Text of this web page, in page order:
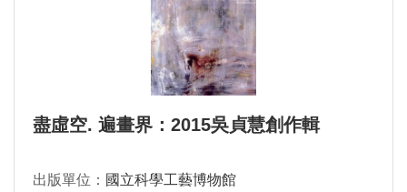
盡虛空. 遍畫界：2015吳貞慧創作輯
出版單位： 國立科學工藝博物館